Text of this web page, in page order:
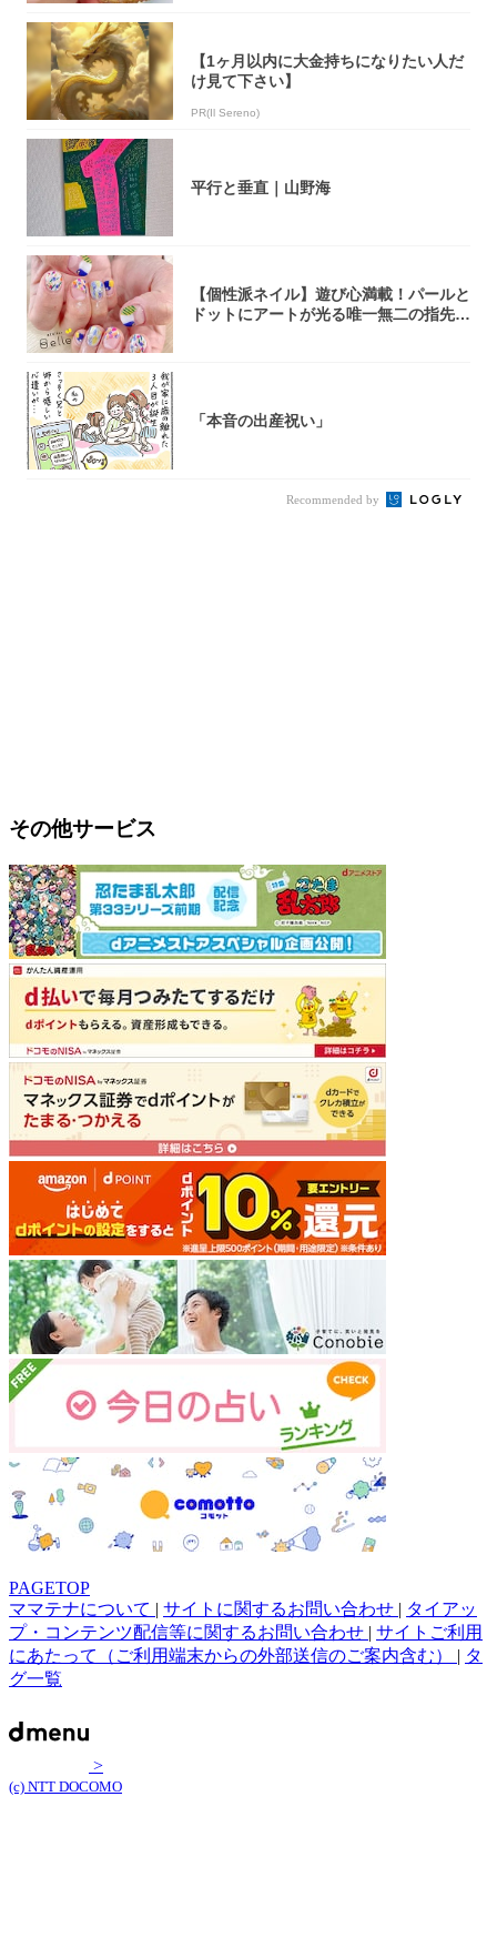
【1ヶ月以内に大金持ちになりたい人だ
け見て下さい】
PR(Il Sereno)
平行と垂直｜山野海
【個性派ネイル】遊び心満載！パールと
ドットにアートが光る唯一無二の指先が
「本音の出産祝い」
Recommended by
その他サービス
PAGETOP
ママテナについて | サイトに関するお問い合わせ | タイアッ
プ・コンテンツ配信等に関するお問い合わせ | サイトご利用
にあたって（ご利用端末からの外部送信のご案内含む） | タ
グ一覧
>
(c) NTT DOCOMO